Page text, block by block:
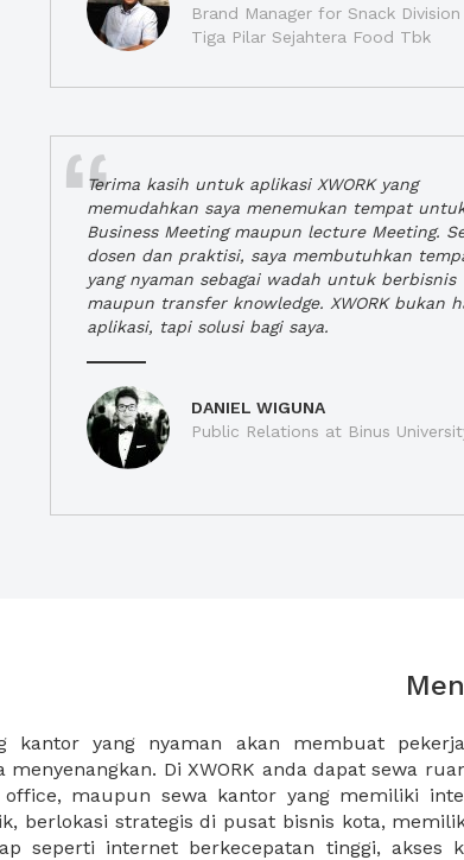
Brand Manager for Snack
Tiga Pilar Sejahtera Food Tbk
Terima kasih untuk aplikasi XWORK yang
memudahkan saya menemukan tempat
Business Meeting maupun lecture Meeting.
dosen dan praktisi, saya membutuhkan
yang nyaman sebagai wadah untuk berbisnis
maupun transfer knowledge. XWORK bukan
aplikasi, tapi solusi bagi saya.
DANIEL WIGUNA
Public Relations at Binus
kantor yang nyaman akan membuat
menyenangkan. Di XWORK anda dapat sewa
office, maupun sewa kantor yang memiliki
berlokasi strategis di pusat bisnis kota,
seperti internet berkecepatan tinggi, akses
usaha baru Anda, seperti surat domisili,
Surat Izin Usaha Perdagangan, dan
PT maupun akte pendirian CV untuk
ruang kantor XWORK juga mempermudah
Anda, karena anda dapat memilih kantor yang